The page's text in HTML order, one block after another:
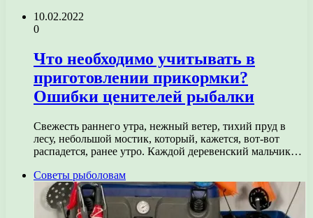
10.02.2022
0
Что необходимо учитывать в
приготовлении прикормки?
Ошибки ценителей рыбалки
Свежесть раннего утра, нежный ветер, тихий пруд в
лесу, небольшой мостик, который, кажется, вот-вот
распадется, ранее утро. Каждой деревенский мальчик…
Советы рыболовам